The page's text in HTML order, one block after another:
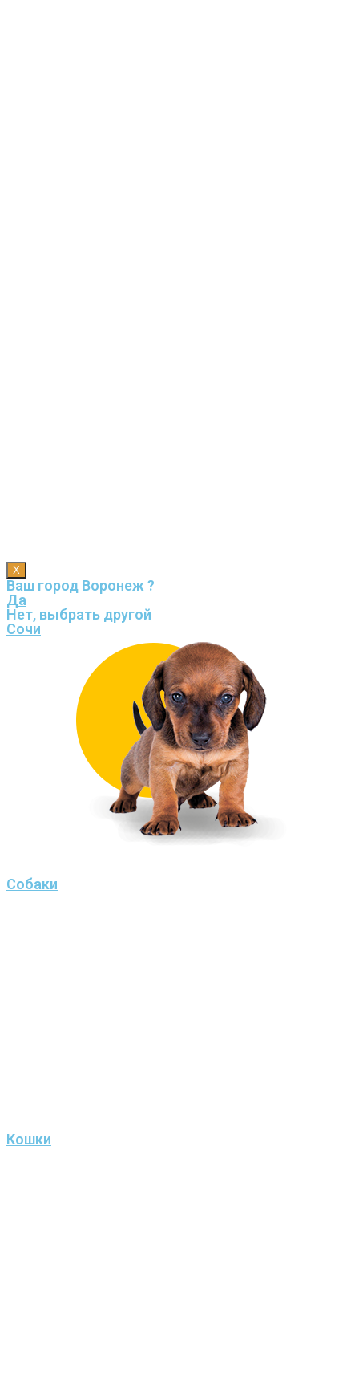
X
Ваш город Воронеж ?
Да
Нет, выбрать другой
Сочи
Собаки
Кошки